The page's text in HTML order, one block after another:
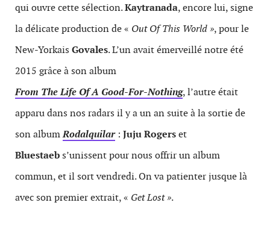
qui ouvre cette sélection.Kaytranada, encore lui, signe
la délicate production de « Out Of This World », pour le
New-Yorkais Govales. L’un avait émerveillé notre été
2015 grâce à son album
From The Life Of A Good-For-Nothing, l’autre était
apparu dans nos radars il y a un an suite à la sortie de
son albumRodalquilar : Juju Rogerset
Bluestaeb s’unissent pour nous offrir un album
commun, et il sort vendredi. On va patienter jusque là
avec son premier extrait, « Get Lost ».